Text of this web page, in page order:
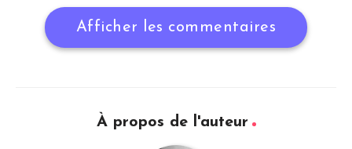
Afficher les commentaires
À propos de l'auteur